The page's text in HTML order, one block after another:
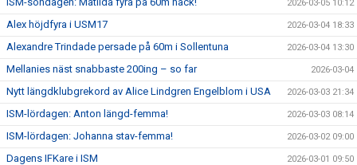
2026-03-05 10:12
Alex höjdfyra i USM17 2026-03-04 18:33
Alexandre Trindade persade på 60m i Sollentuna 2026-03-04 13:30
Mellanies näst snabbaste 200ing – so far 2026-03-04
Nytt längdklubgrekord av Alice Lindgren Engelblom i USA 2026-03-03 21:34
ISM-lördagen: Anton längd-femma! 2026-03-03 08:14
ISM-lördagen: Johanna stav-femma! 2026-03-02 09:00
Dagens IFKare i ISM 2026-03-01 09:50